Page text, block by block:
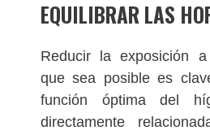
EQUILIBRAR LAS
Reducir la exposición
que sea posible es
función óptima del
directamente